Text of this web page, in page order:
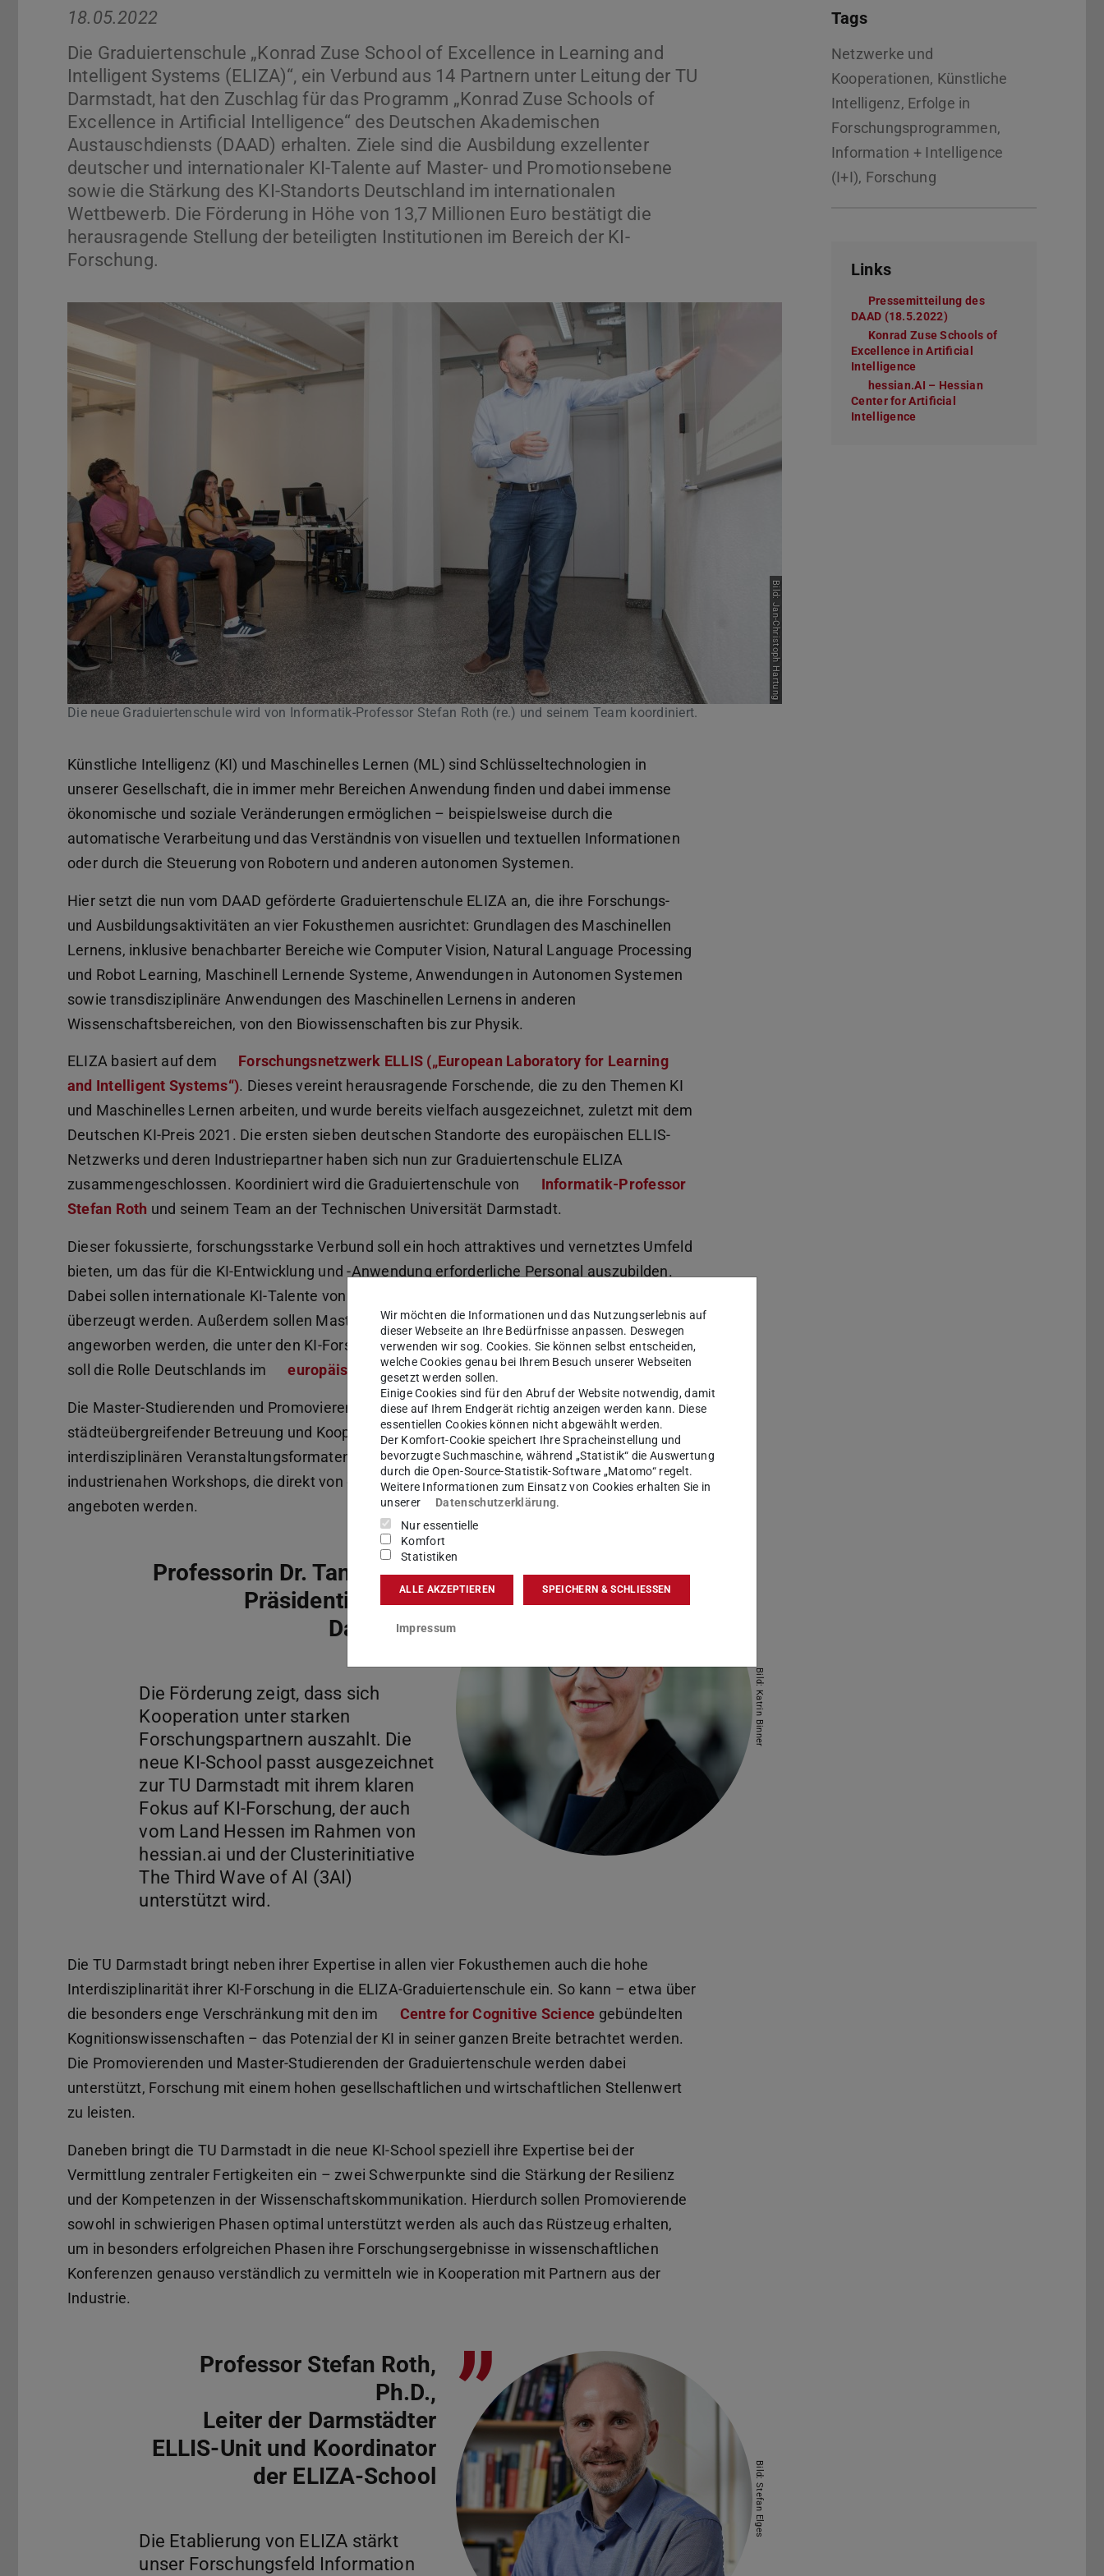
18.05.2022
Die Graduiertenschule „Konrad Zuse School of Excellence in Learning and
Intelligent Systems (ELIZA)“, ein Verbund aus 14 Partnern unter Leitung der TU
Darmstadt, hat den Zuschlag für das Programm „Konrad Zuse Schools of
Excellence in Artificial Intelligence“ des Deutschen Akademischen
Austauschdiensts (DAAD) erhalten. Ziele sind die Ausbildung exzellenter
deutscher und internationaler KI-Talente auf Master- und Promotionsebene
sowie die Stärkung des KI-Standorts Deutschland im internationalen
Wettbewerb. Die Förderung in Höhe von 13,7 Millionen Euro bestätigt die
herausragende Stellung der beteiligten Institutionen im Bereich der KI-
Forschung.
Bild: Jan-Christoph Hartung
Die neue Graduiertenschule wird von Informatik-Professor Stefan Roth (re.) und seinem Team koordiniert.
Künstliche Intelligenz (KI) und Maschinelles Lernen (ML) sind Schlüsseltechnologien in
unserer Gesellschaft, die in immer mehr Bereichen Anwendung finden und dabei immense
ökonomische und soziale Veränderungen ermöglichen – beispielsweise durch die
automatische Verarbeitung und das Verständnis von visuellen und textuellen Informationen
oder durch die Steuerung von Robotern und anderen autonomen Systemen.
Hier setzt die nun vom DAAD geförderte Graduiertenschule ELIZA an, die ihre Forschungs-
und Ausbildungsaktivitäten an vier Fokusthemen ausrichtet: Grundlagen des Maschinellen
Lernens, inklusive benachbarter Bereiche wie Computer Vision, Natural Language Processing
und Robot Learning, Maschinell Lernende Systeme, Anwendungen in Autonomen Systemen
sowie transdisziplinäre Anwendungen des Maschinellen Lernens in anderen
Wissenschaftsbereichen, von den Biowissenschaften bis zur Physik.
ELIZA basiert auf dem
Forschungsnetzwerk ELLIS („European Laboratory for Learning
and Intelligent Systems“). Dieses vereint herausragende Forschende, die zu den Themen KI
und Maschinelles Lernen arbeiten, und wurde bereits vielfach ausgezeichnet, zuletzt mit dem
Deutschen KI-Preis 2021. Die ersten sieben deutschen Standorte des europäischen ELLIS-
Netzwerks und deren Industriepartner haben sich nun zur Graduiertenschule ELIZA
zusammengeschlossen. Koordiniert wird die Graduiertenschule von
Informatik-Professor
Stefan Roth und seinem Team an der Technischen Universität Darmstadt.
Dieser fokussierte, forschungsstarke Verbund soll ein hoch attraktives und vernetztes Umfeld
bieten, um das für die KI-Entwicklung und -Anwendung erforderliche Personal auszubilden.
Dabei sollen internationale KI-Talente von den Stärken des Forschungsstandorts Deutschland
überzeugt werden. Außerdem sollen Master-Studierende und Promovierende aus Gruppen
angeworben werden, die unter den KI-Forschenden aktuell unterrepräsentiert sind. Weiterhin
soll die Rolle Deutschlands im
europäischen ELLIS-Netzwerkgestärkt werden.
Die Master-Studierenden und Promovierenden in ELIZA werden dabei von institutions- und
städteübergreifender Betreuung und Kooperation ebenso profitieren wie von erprobten
interdisziplinären Veranstaltungsformaten und Lehrveranstaltungen sowie von
industrienahen Workshops, die direkt von den entsprechenden Partnerinnen organisiert und
angeboten werden.
Professorin Dr. Tanja Brühl,
Präsidentin der TU
Darmstadt
Die Förderung zeigt, dass sich
Kooperation unter starken
Forschungspartnern auszahlt. Die
neue KI-School passt ausgezeichnet
zur TU Darmstadt mit ihrem klaren
Fokus auf KI-Forschung, der auch
vom Land Hessen im Rahmen von
hessian.ai und der Clusterinitiative
The Third Wave of AI (3AI)
”
Bild: Katrin Binner
Die TU Darmstadt bringt neben ihrer Expertise in allen vier Fokusthemen auch die hohe
Interdisziplinarität ihrer KI-Forschung in die ELIZA-Graduiertenschule ein. So kann – etwa über
die besonders enge Verschränkung mit den im
Centre for Cognitive Science gebündelten
Kognitionswissenschaften – das Potenzial der KI in seiner ganzen Breite betrachtet werden.
Die Promovierenden und Master-Studierenden der Graduiertenschule werden dabei
unterstützt, Forschung mit einem hohen gesellschaftlichen und wirtschaftlichen Stellenwert
zu leisten.
Daneben bringt die TU Darmstadt in die neue KI-School speziell ihre Expertise bei der
Vermittlung zentraler Fertigkeiten ein – zwei Schwerpunkte sind die Stärkung der Resilienz
und der Kompetenzen in der Wissenschaftskommunikation. Hierdurch sollen Promovierende
sowohl in schwierigen Phasen optimal unterstützt werden als auch das Rüstzeug erhalten,
um in besonders erfolgreichen Phasen ihre Forschungsergebnisse in wissenschaftlichen
Konferenzen genauso verständlich zu vermitteln wie in Kooperation mit Partnern aus der
Industrie.
Professor Stefan Roth,
Ph.D.,
Leiter der Darmstädter
ELLIS-Unit und Koordinator
der ELIZA-School
Die Etablierung von ELIZA stärkt
unser Forschungsfeld Information
”
Bild: Stefan Elges
Tags
Netzwerke und
Kooperationen, Künstliche
Intelligenz, Erfolge in
Forschungsprogrammen,
Information + Intelligence
(I+I), Forschung
Links
Pressemitteilung des
DAAD (18.5.2022)
Konrad Zuse Schools of
Excellence in Artificial
Intelligence
hessian.AI – Hessian
Center for Artificial
Intelligence
Wir möchten die Informationen und das Nutzungserlebnis auf
dieser Webseite an Ihre Bedürfnisse anpassen. Deswegen
verwenden wir sog. Cookies. Sie können selbst entscheiden,
welche Cookies genau bei Ihrem Besuch unserer Webseiten
gesetzt werden sollen.
Einige Cookies sind für den Abruf der Website notwendig, damit
diese auf Ihrem Endgerät richtig anzeigen werden kann. Diese
essentiellen Cookies können nicht abgewählt werden.
Der Komfort-Cookie speichert Ihre Spracheinstellung und
bevorzugte Suchmaschine, während „Statistik“ die Auswertung
durch die Open-Source-Statistik-Software „Matomo“ regelt.
Weitere Informationen zum Einsatz von Cookies erhalten Sie in
unserer
Datenschutzerklärung.
Nur essentielle
Komfort
Statistiken
ALLE AKZEPTIEREN SPEICHERN & SCHLIESSEN
Impressum